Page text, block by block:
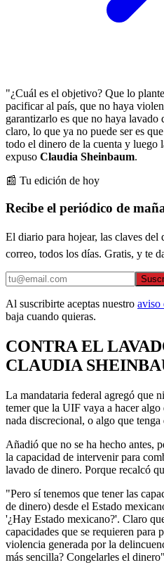
"¿Cuál es el objetivo? Que lo
pacificar al país, que no haya
garantizarlo es que no haya
claro, lo que ya no puede ser es
todo el dinero de la cuenta y luego
expuso Claudia Sheinbaum.
📰 Tu edición de hoy
Recibe el periódico de
El diario para hojear, las claves
correo, todos los días. Gratis, y te
Al suscribirte aceptas nuestro aviso
baja cuando quieras.
CONTRA EL
CLAUDIA
La mandataria federal agregó que
temer que la UIF vaya a hacer algo
nada discrecional, o algo que
Añadió que no se ha hecho antes,
la capacidad de intervenir para
lavado de dinero. Porque recalcó
"Pero sí tenemos que tener las
de dinero) desde el Estado
'¿Hay Estado mexicano?'. Claro
capacidades que se requieren
violencia generada por la
más sencilla? Congelarles el